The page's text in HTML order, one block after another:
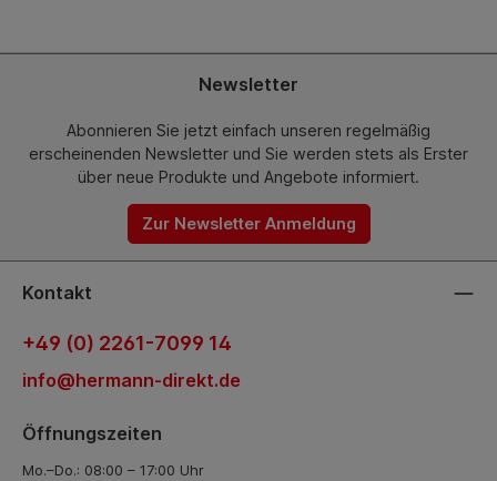
Newsletter
Abonnieren Sie jetzt einfach unseren regelmäßig
erscheinenden Newsletter und Sie werden stets als Erster
über neue Produkte und Angebote informiert.
Zur Newsletter Anmeldung
Kontakt
+49 (0) 2261-7099 14
info@hermann-direkt.de
Öffnungszeiten
Mo.–Do.: 08:00 – 17:00 Uhr